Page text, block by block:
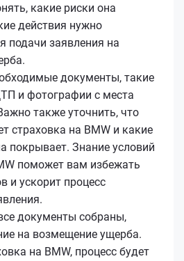
какие риски она
действия нужно
подачи заявления на
документы, такие
и фотографии с места
также уточнить, что
страховка на BMW и какие
покрывает. Знание условий
поможет вам избежать
и ускорит процесс
документы собраны,
на возмещение ущерба.
на BMW, процесс будет